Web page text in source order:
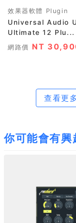
效果器軟體 Plugin
Universal Audio
Ultimate 12 Plu...
網路價 NT
查看更
你可能會有興